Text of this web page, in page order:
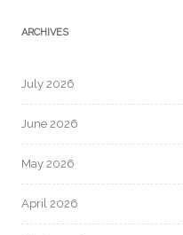
ARCHIVES
July 2026
June 2026
May 2026
April 2026